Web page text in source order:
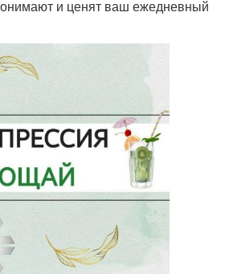
и ценят ваш ежедневный